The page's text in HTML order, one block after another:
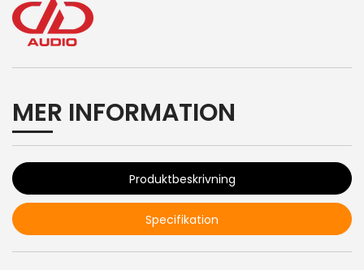
MER INFORMATION
Produktbeskrivning
Specifikation